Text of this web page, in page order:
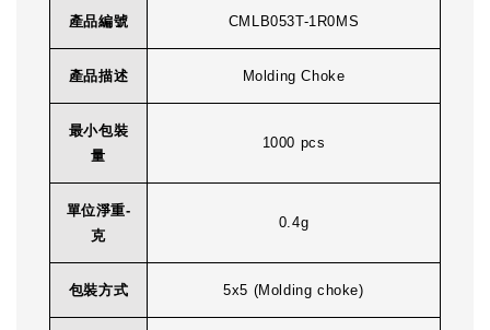
產品編號 CMLB053T-1R0MS
產品描述 Molding Choke
最小包裝
量
1000 pcs
單位淨重-
克
0.4g
包裝方式 5x5 (Molding choke)